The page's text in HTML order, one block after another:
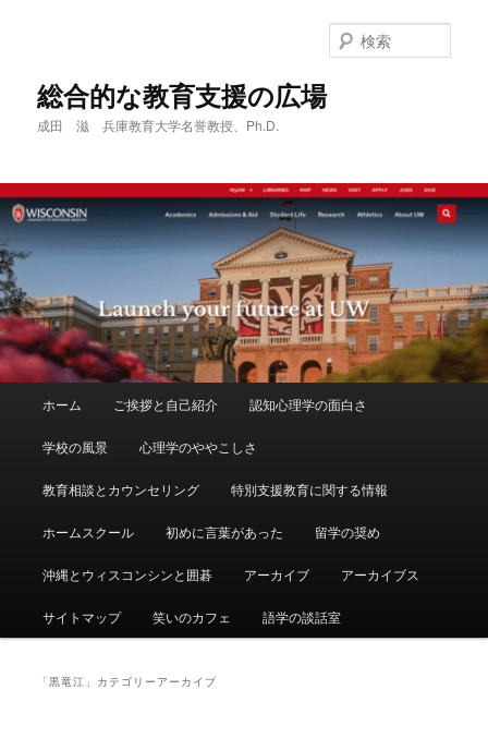
へ
移
動
移
動
総合的な教育支援の広場
成田 滋 兵庫教育大学名誉教授、Ph.D.
索
ホーム ご挨拶と自己紹介 認知心理学の面白さ
学校の風景 心理学のややこしさ
教育相談とカウンセリング 特別支援教育に関する情報
ホームスクール 初めに言葉があった 留学の奨め
沖縄とウィスコンシンと囲碁 アーカイブ アーカイブス
サイトマップ 笑いのカフェ 語学の談話室
「黒竜江 」カテゴリーアーカイブ